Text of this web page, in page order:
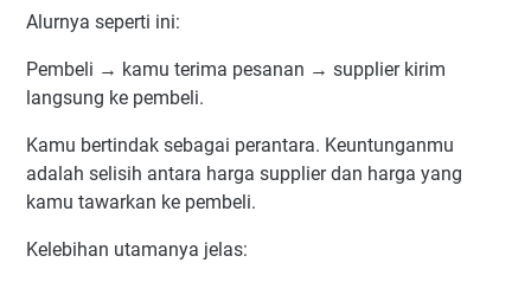
Alurnya seperti ini:
Pembeli → kamu terima pesanan → supplier kirim
langsung ke pembeli.
Kamu bertindak sebagai perantara. Keuntunganmu
adalah selisih antara harga supplier dan harga yang
kamu tawarkan ke pembeli.
Kelebihan utamanya jelas: